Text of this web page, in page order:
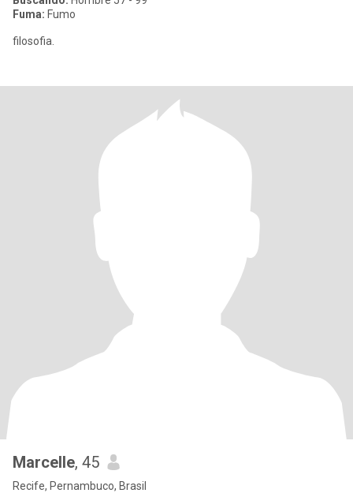
Fuma: Fumo
filosofia.
Marcelle, 45
Recife, Pernambuco, Brasil